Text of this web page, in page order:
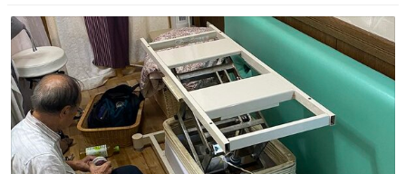
かできたらなぁと思いました。
ト
数
数